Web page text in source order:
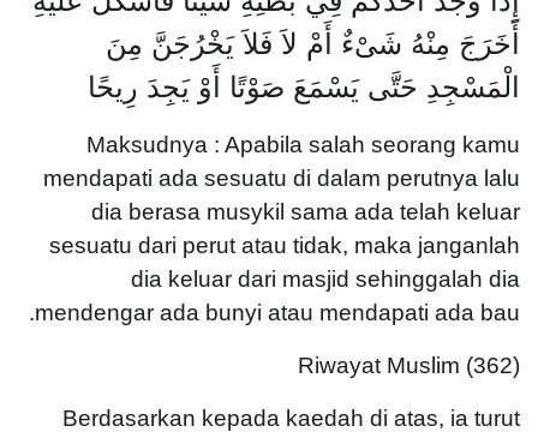
أَخَرَجَ مِنْهُ شَىْءٌ أَمْ لاَ فَلاَ يَخْرُجَنَّ مِنَ
الْمَسْجِدِ حَتَّى يَسْمَعَ صَوْتًا أَوْ يَجِدَ رِيحًا
Maksudnya : Apabila salah seorang kamu
mendapati ada sesuatu di dalam perutnya lalu
dia berasa musykil sama ada telah keluar
sesuatu dari perut atau tidak, maka janganlah
dia keluar dari masjid sehinggalah dia
mendengar ada bunyi atau mendapati ada bau.
Riwayat Muslim (362)
Berdasarkan kepada kaedah di atas, ia turut